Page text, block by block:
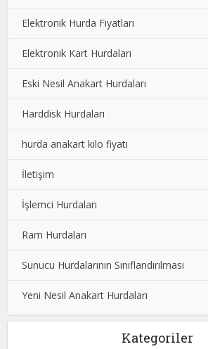
Elektronik Hurda Fiyatları
Elektronik Kart Hurdaları
Eski Nesil Anakart Hurdaları
Harddisk Hurdaları
hurda anakart kilo fiyatı
İletişim
İşlemci Hurdaları
Ram Hurdaları
Sunucu Hurdalarının Sınıflandırılması
Yeni Nesil Anakart Hurdaları
Kategoriler